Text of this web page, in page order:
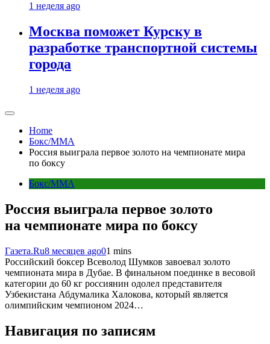
1 неделя ago
Москва поможет Курску в
разработке транспортной системы
города
1 неделя ago
Home
Бокс/MMA
Россия выиграла первое золото на чемпионате мира
по боксу
Бокс/MMA
Россия выиграла первое золото
на чемпионате мира по боксу
Газета.Ru8 месяцев ago01 mins
Российский боксер Всеволод Шумков завоевал золото
чемпионата мира в Дубае. В финальном поединке в весовой
категории до 60 кг россиянин одолел представителя
Узбекистана Абдумалика Халокова, который является
олимпийским чемпионом 2024…
Навигация по записям